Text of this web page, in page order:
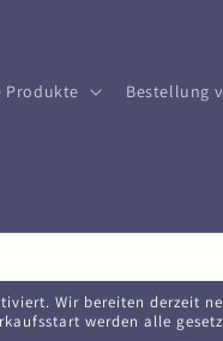
Produkte Bestellung
Wir bereiten derzeit
werden alle